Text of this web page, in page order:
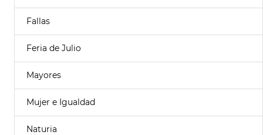
Fallas
Feria de Julio
Mayores
Mujer e Igualdad
Naturia